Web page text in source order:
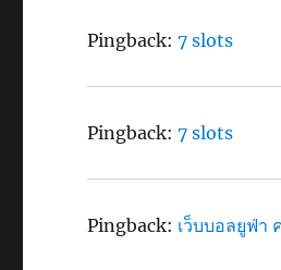
Pingback:7 slots
Pingback:7 slots
Pingback: เว็บบอลยูฟ่า